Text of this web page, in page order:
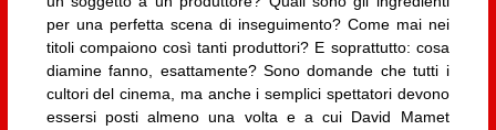
per una perfetta scena di inseguimento? Come mai nei
titoli compaiono così tanti produttori? E soprattutto: cosa
diamine fanno, esattamente? Sono domande che tutti i
cultori del cinema, ma anche i semplici spettatori devono
essersi posti almeno una volta e a cui David Mamet